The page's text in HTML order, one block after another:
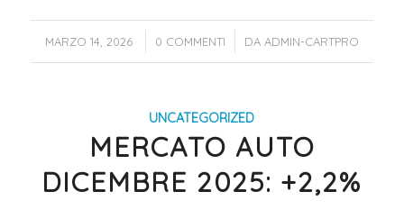
MARZO 14, 2026
/ 0 COMMENTI
/ DA ADMIN-CARTPRO
UNCATEGORIZED
MERCATO AUTO
DICEMBRE 2025: +2,2%